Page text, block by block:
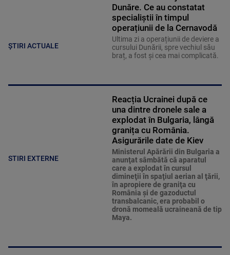
ȘTIRI ACTUALE
Dunăre. Ce au constatat
specialiștii în timpul
operațiunii de la Cernavodă
Ultima zi a operațiunii de deviere a
cursului Dunării, spre vechiul său
braț, a fost și cea mai complicată.
STIRI EXTERNE
Reacția Ucrainei după ce
una dintre dronele sale a
explodat în Bulgaria, lângă
granița cu România.
Asigurările date de Kiev
Ministerul Apărării din Bulgaria a
anunţat sâmbătă că aparatul
care a explodat în cursul
dimineţii în spaţiul aerian al ţării,
în apropiere de graniţa cu
România şi de gazoductul
transbalcanic, era probabil o
dronă momeală ucraineană de tip
Maya.